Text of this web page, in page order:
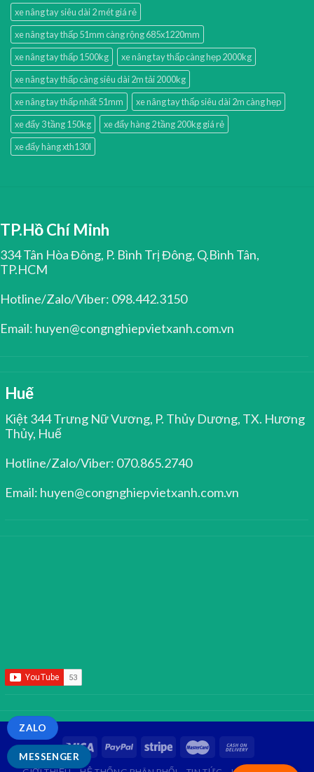
xe nâng tay siêu dài 2 mét giá rẻ
xe nâng tay thấp 51mm càng rộng 685x1220mm
xe nâng tay thấp 1500kg
xe nâng tay thấp càng hẹp 2000kg
xe nâng tay thấp càng siêu dài 2m tải 2000kg
xe nâng tay thấp nhất 51mm
xe nâng tay thấp siêu dài 2m càng hẹp
xe đẩy 3 tầng 150kg
xe đẩy hàng 2 tầng 200kg giá rẻ
xe đẩy hàng xth130l
TP.Hồ Chí Minh
334 Tân Hòa Đông, P. Bình Trị Đông, Q.Bình Tân,
TP.HCM
Hotline/Zalo/Viber: 098.442.3150
Email: huyen@congnghiepvietxanh.com.vn
Huế
Kiệt 344 Trưng Nữ Vương, P. Thủy Dương, TX. Hương
Thủy, Huế
Hotline/Zalo/Viber: 070.865.2740
Email: huyen@congnghiepvietxanh.com.vn
MESSENGER
ZALO